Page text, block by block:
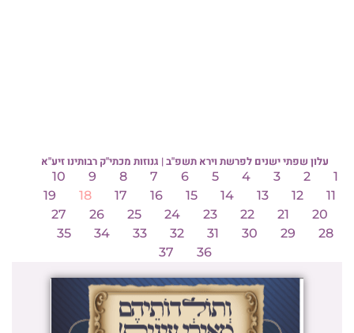
עלון שפתי ישנים לפרשת וירא תשפ"ב | גנוזות מכתי"ק רבותינו זיע"א
1
2
3
4
5
6
7
8
9
10
11
12
13
14
15
16
17
18
19
20
21
22
23
24
25
26
27
28
29
30
31
32
33
34
35
36
37